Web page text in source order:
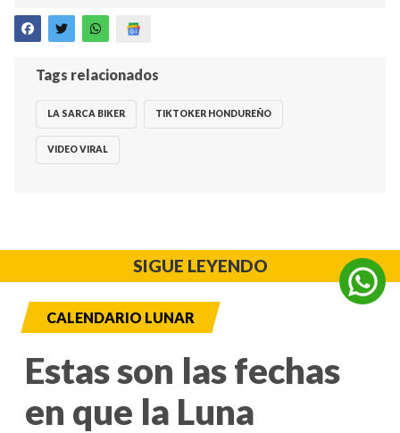
Tags relacionados
LA SARCA BIKER TIKTOKER HONDUREÑO
VIDEO VIRAL
SIGUE LEYENDO
CALENDARIO LUNAR
Estas son las fechas
en que la Luna